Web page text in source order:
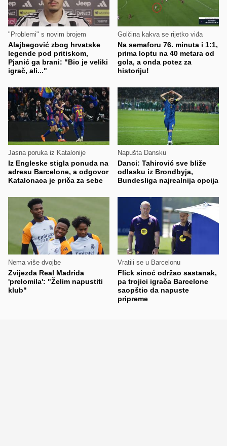
"Problemi" s novim brojem
Alajbegović zbog hrvatske
legende pod pritiskom,
Pjanić ga brani: "Bio je veliki
igrač, ali..."
Golčina kakva se rijetko viđa
Na semaforu 76. minuta i 1:1,
prima loptu na 40 metara od
gola, a onda potez za
historiju!
Jasna poruka iz Katalonije
Iz Engleske stigla ponuda na
adresu Barcelone, a odgovor
Katalonaca je priča za sebe
Napušta Dansku
Danci: Tahirović sve bliže
odlasku iz Brondbyja,
Bundesliga najrealnija opcija
Nema više dvojbe
Zvijezda Real Madrida
'prelomila': "Želim napustiti
klub"
Vratili se u Barcelonu
Flick sinoć održao sastanak,
pa trojici igrača Barcelone
saopštio da napuste
pripreme